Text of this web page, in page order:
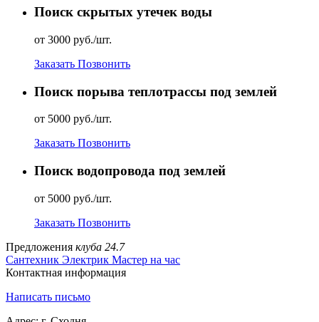
Поиск скрытых утечек воды
от 3000 руб./шт.
Заказать Позвонить
Поиск порыва теплотрассы под землей
от 5000 руб./шт.
Заказать Позвонить
Поиск водопровода под землей
от 5000 руб./шт.
Заказать Позвонить
Предложения клуба 24.7
Сантехник Электрик Мастер на час
Контактная информация
Написать письмо